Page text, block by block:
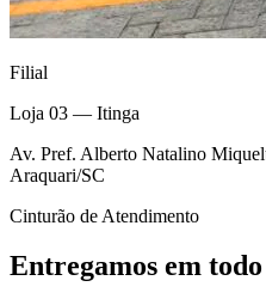
Filial
Loja 03 — Itinga
Av. Pref. Alberto Natalino
Araquari/SC
Cinturão de Atendimento
Entregamos em